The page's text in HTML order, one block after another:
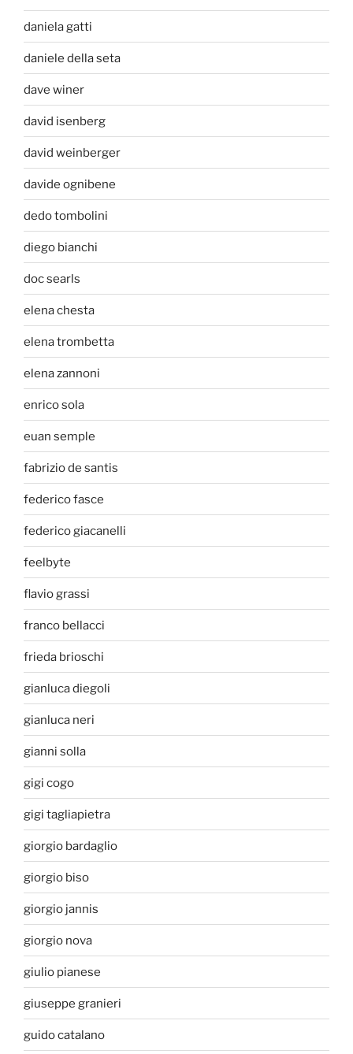
daniela gatti
daniele della seta
dave winer
david isenberg
david weinberger
davide ognibene
dedo tombolini
diego bianchi
doc searls
elena chesta
elena trombetta
elena zannoni
enrico sola
euan semple
fabrizio de santis
federico fasce
federico giacanelli
feelbyte
flavio grassi
franco bellacci
frieda brioschi
gianluca diegoli
gianluca neri
gianni solla
gigi cogo
gigi tagliapietra
giorgio bardaglio
giorgio biso
giorgio jannis
giorgio nova
giulio pianese
giuseppe granieri
guido catalano